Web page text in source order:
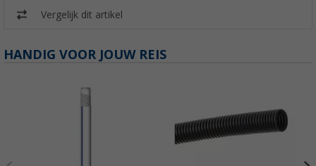
Vergelijk dit artikel
HANDIG VOOR JOUW REIS